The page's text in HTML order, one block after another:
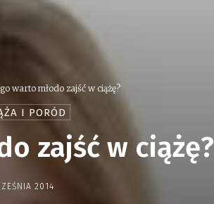
warto młodo zajść w ciążę?
I PORÓD
zajść w ciążę?
2014